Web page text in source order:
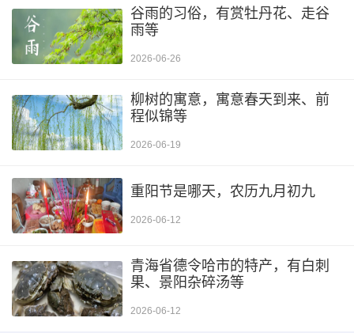
谷雨的习俗，有赏牡丹花、走谷
雨等
2026-06-26
柳树的寓意，寓意春天到来、前
程似锦等
2026-06-19
重阳节是哪天，农历九月初九
2026-06-12
青海省德令哈市的特产，有白刺
果、景阳杂碎汤等
2026-06-12